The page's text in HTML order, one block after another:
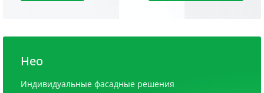
Нео
Индивидуальные фасадные решения